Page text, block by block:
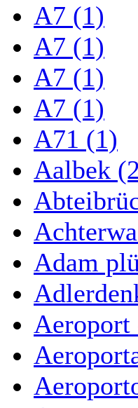
A7 (1)
A7 (1)
A7 (1)
A7 (1)
A71 (1)
Aalbek
Adam
Aeroport